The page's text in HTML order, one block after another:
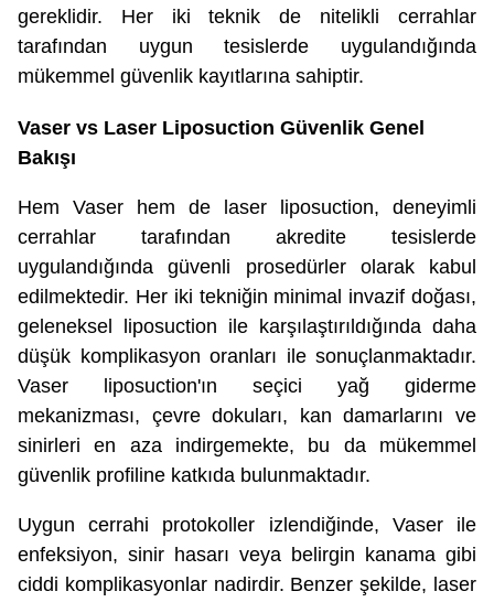
gereklidir. Her iki teknik de nitelikli cerrahlar
tarafından uygun tesislerde uygulandığında
mükemmel güvenlik kayıtlarına sahiptir.
Vaser vs Laser Liposuction Güvenlik Genel
Bakışı
Hem Vaser hem de laser liposuction, deneyimli
cerrahlar tarafından akredite tesislerde
uygulandığında güvenli prosedürler olarak kabul
edilmektedir. Her iki tekniğin minimal invazif doğası,
geleneksel liposuction ile karşılaştırıldığında daha
düşük komplikasyon oranları ile sonuçlanmaktadır.
Vaser liposuction'ın seçici yağ giderme
mekanizması, çevre dokuları, kan damarlarını ve
sinirleri en aza indirgemekte, bu da mükemmel
güvenlik profiline katkıda bulunmaktadır.
Uygun cerrahi protokoller izlendiğinde, Vaser ile
enfeksiyon, sinir hasarı veya belirgin kanama gibi
ciddi komplikasyonlar nadirdir. Benzer şekilde, laser